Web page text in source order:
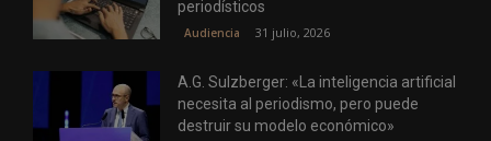
periodísticos
Audiencia 31 julio, 2026
A.G. Sulzberger: «La inteligencia artificial
necesita al periodismo, pero puede
destruir su modelo económico»